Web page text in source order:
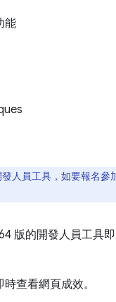
能
人員工具，如要報名參
版的開發人員工具
時查看網頁成效。